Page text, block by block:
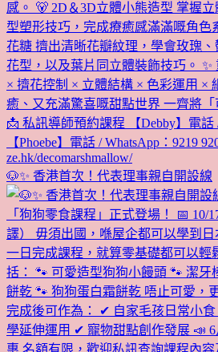
🐶✨ 香港首次！代表理事親自開設線